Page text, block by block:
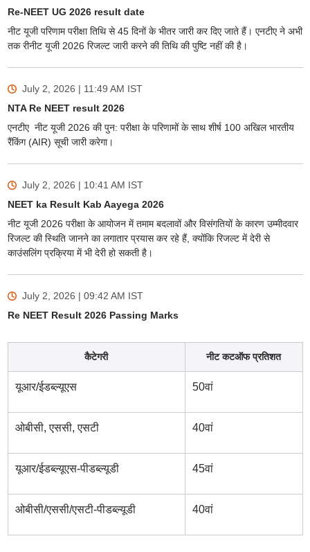
Re-NEET UG 2026 result date
नीट यूजी परिणाम परीक्षा तिथि से 45 दिनों के भीतर जारी कर दिए जाते हैं। एनटीए ने अभी
तक रीनीट यूजी 2026 रिजल्ट जारी करने की तिथि की पुष्टि नहीं की है।
July 2, 2026 | 11:49 AM IST
NTA Re NEET result 2026
एनटीए नीट यूजी 2026 की पुन: परीक्षा के परिणामों के साथ शीर्ष 100 अखिल भारतीय
रैंकिंग (AIR) सूची जारी करेगा।
July 2, 2026 | 10:41 AM IST
NEET ka Result Kab Aayega 2026
नीट यूजी 2026 परीक्षा के आयोजन में तमाम बदलावों और विसंगतियों के कारण उम्मीदवार
रिजल्ट की स्थिति जानने का लगातार प्रयास कर रहे हैं, क्योंकि रिजल्ट में देरी से
काउंसलिंग प्रक्रिया में भी देरी हो सकती है।
July 2, 2026 | 09:42 AM IST
Re NEET Result 2026 Passing Marks
कैटेगरी नीट कटऑफ प्रतिशत
यूआर/ईडब्ल्यूएस 50वां
ओबीसी, एससी, एसटी 40वां
यूआर/ईडब्ल्यूएस-पीडब्ल्यूडी 45वां
ओबीसी/एससी/एसटी-पीडब्ल्यूडी 40वां